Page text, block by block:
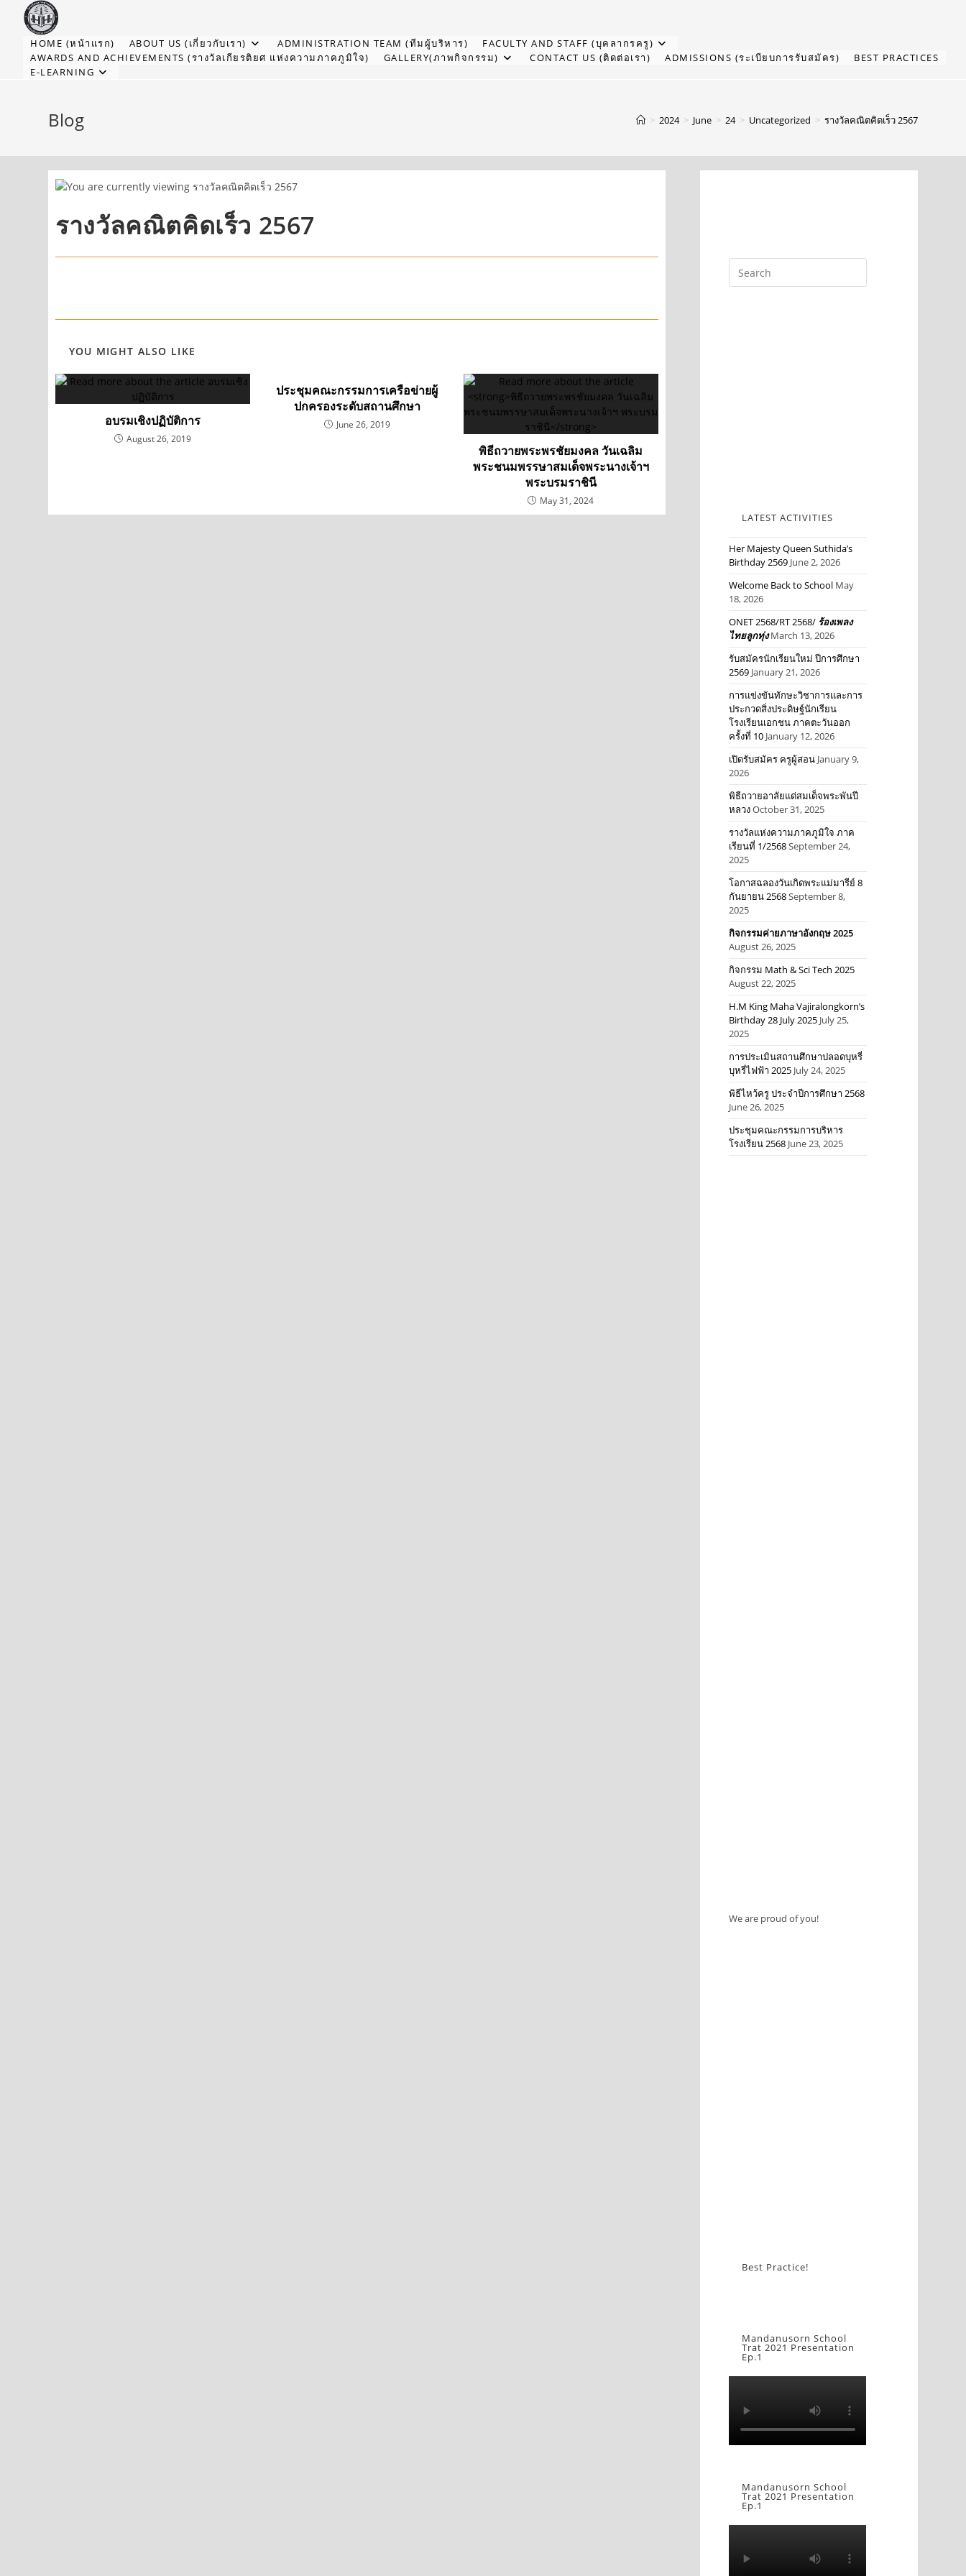
HOME (หน้าแรก) ABOUT US (เกี่ยวกับเรา) ADMINISTRATION TEAM (ทีมผู้บริหาร)
FACULTY AND STAFF (บุคลากรครู)
AWARDS AND ACHIEVEMENTS (รางวัลเกียรติยศ แห่งความภาคภูมิใจ)
GALLERY(ภาพกิจกรรม) CONTACT US (ติดต่อเรา) ADMISSIONS (ระเบียบการรับสมัคร)
BEST PRACTICES
E-LEARNING
Blog > 2024 > June > 24 > Uncategorized > รางวัลคณิตคิดเร็ว 2567
รางวัลคณิตคิดเร็ว 2567
YOU MIGHT ALSO LIKE
อบรมเชิงปฏิบัติการ
August 26, 2019
ประชุมคณะกรรมการเครือข่ายผู้
ปกครองระดับสถานศึกษา
June 26, 2019
พิธีถวายพระพรชัยมงคล วันเฉลิม
พระชนมพรรษาสมเด็จพระนางเจ้าฯ
พระบรมราชินี
May 31, 2024
LATEST ACTIVITIES
Her Majesty Queen Suthida’s
Birthday 2569 June 2, 2026
Welcome Back to School May
18, 2026
ONET 2568/RT 2568/ ร้องเพลง
ไทยลูกทุ่งMarch 13, 2026
รับสมัครนักเรียนใหม่ ปีการศึกษา
2569 January 21, 2026
การแข่งขันทักษะวิชาการและการ
ประกวดสิ่งประดิษฐ์นักเรียน
โรงเรียนเอกชน ภาคตะวันออก
ครั้งที่ 10 January 12, 2026
เปิดรับสมัคร ครูผู้สอน January 9,
2026
พิธีถวายอาลัยแด่สมเด็จพระพันปี
หลวงOctober 31, 2025
รางวัลแห่งความภาคภูมิใจ ภาค
เรียนที่ 1/2568September 24,
2025
โอกาสฉลองวันเกิดพระแม่มารีย์ 8
กันยายน 2568September 8,
2025
กิจกรรมค่ายภาษาอังกฤษ 2025
August 26, 2025
กิจกรรม Math & Sci Tech 2025
August 22, 2025
H.M King Maha Vajiralongkorn’s
Birthday 28 July 2025 July 25,
2025
การประเมินสถานศึกษาปลอดบุหรี่
บุหรี่ไฟฟ้า 2025 July 24, 2025
พิธีไหว้ครู ประจำปีการศึกษา 2568
June 26, 2025
ประชุมคณะกรรมการบริหาร
โรงเรียน 2568 June 23, 2025
We are proud of you!
Best Practice!
Mandanusorn School
Trat 2021 Presentation
Ep.1
Mandanusorn School
Trat 2021 Presentation
Ep.1